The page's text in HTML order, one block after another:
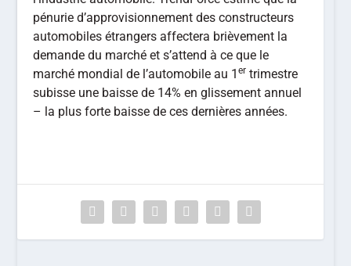
pénurie d’approvisionnement des constructeurs
automobiles étrangers affectera brièvement la
demande du marché et s’attend à ce que le
marché mondial de l’automobile au 1er trimestre
subisse une baisse de 14% en glissement annuel
– la plus forte baisse de ces dernières années.